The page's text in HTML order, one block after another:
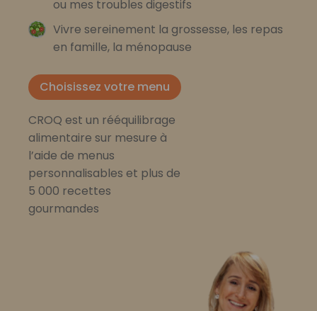
ou mes troubles digestifs
Vivre sereinement la grossesse, les repas
en famille, la ménopause
Choisissez votre menu
CROQ est un rééquilibrage
alimentaire sur mesure à
l’aide de menus
personnalisables et plus de
5 000 recettes
gourmandes